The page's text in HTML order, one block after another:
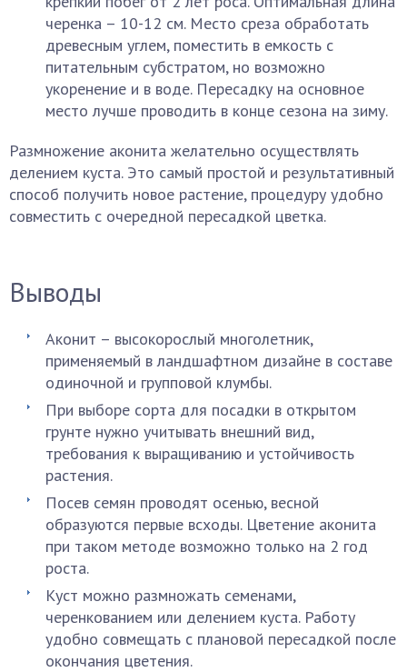
черенка – 10-12 см. Место среза обработать
древесным углем, поместить в емкость с
питательным субстратом, но возможно
укоренение и в воде. Пересадку на основное
место лучше проводить в конце сезона на зиму.
Размножение аконита желательно осуществлять
делением куста. Это самый простой и результативный
способ получить новое растение, процедуру удобно
совместить с очередной пересадкой цветка.
Выводы
Аконит – высокорослый многолетник,
применяемый в ландшафтном дизайне в составе
одиночной и групповой клумбы.
При выборе сорта для посадки в открытом
грунте нужно учитывать внешний вид,
требования к выращиванию и устойчивость
растения.
Посев семян проводят осенью, весной
образуются первые всходы. Цветение аконита
при таком методе возможно только на 2 год
роста.
Куст можно размножать семенами,
черенкованием или делением куста. Работу
удобно совмещать с плановой пересадкой после
окончания цветения.